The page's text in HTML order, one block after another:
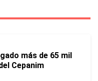
más de 65 mil
Cepanim